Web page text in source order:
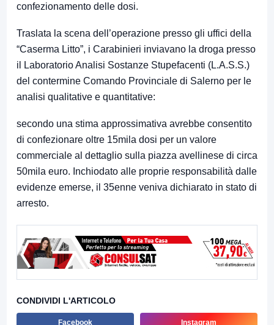
confezionamento delle dosi.
Traslata la scena dell’operazione presso gli uffici della
“Caserma Litto”, i Carabinieri inviavano la droga presso
il Laboratorio Analisi Sostanze Stupefacenti (L.A.S.S.)
del contermine Comando Provinciale di Salerno per le
analisi qualitative e quantitative:
secondo una stima approssimativa avrebbe consentito
di confezionare oltre 15mila dosi per un valore
commerciale al dettaglio sulla piazza avellinese di circa
50mila euro. Inchiodato alle proprie responsabilità dalle
evidenze emerse, il 35enne veniva dichiarato in stato di
arresto.
CONDIVIDI L'ARTICOLO
Facebook Instagram